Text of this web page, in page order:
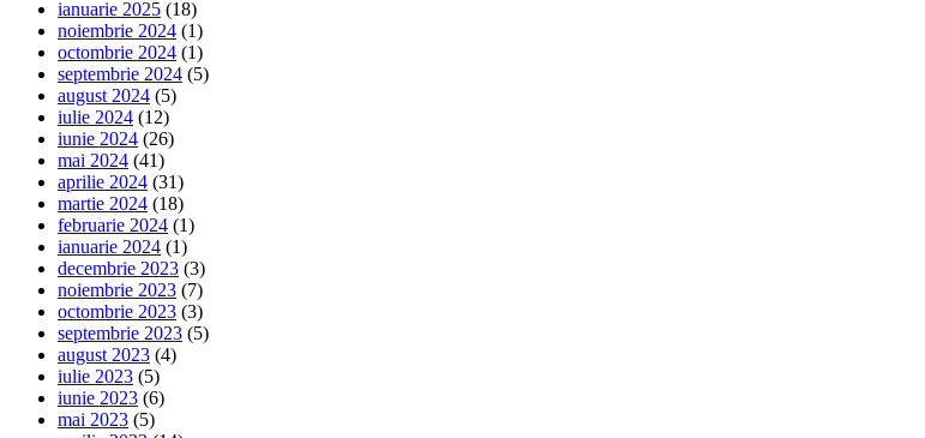
ianuarie 2025 (18)
noiembrie 2024 (1)
octombrie 2024 (1)
septembrie 2024 (5)
august 2024 (5)
iulie 2024 (12)
iunie 2024 (26)
mai 2024 (41)
aprilie 2024 (31)
martie 2024 (18)
februarie 2024 (1)
ianuarie 2024 (1)
decembrie 2023 (3)
noiembrie 2023 (7)
octombrie 2023 (3)
septembrie 2023 (5)
august 2023 (4)
iulie 2023 (5)
iunie 2023 (6)
mai 2023 (5)